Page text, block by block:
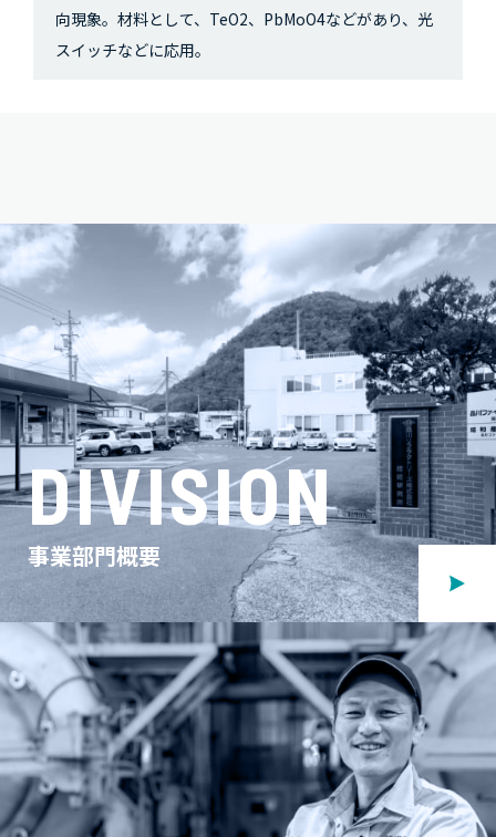
向現象。材料として、TeO2、PbMoO4などがあり、光
スイッチなどに応用。
DIVISION
事業部門概要